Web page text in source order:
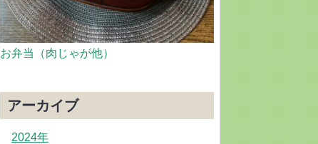
お弁当（肉じゃが他）
アーカイブ
2024年